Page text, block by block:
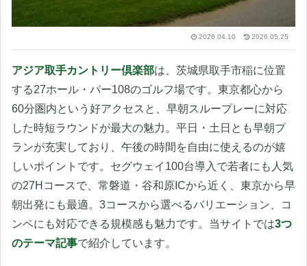
2026.04.10 2026.05.25
アジア取手カントリー倶楽部は、茨城県取手市稲に位置
する27ホール・パー108のゴルフ場です。東京都心から
60分圏内という好アクセスと、早朝スループレーに対応
した時短ラウンドが最大の魅力。平日・土日とも早朝プ
ランが充実しており、午後の時間を自由に使えるのが嬉
しいポイントです。セグウェイ100台導入で若者にも人気
の27Hコースで、常磐道・谷和原ICから近く、東京から早
朝出発にも最適。3コースから選べるバリエーション、コ
ンペにも対応できる規模感も魅力です。当サイトでは3つ
のテーマ記事で紹介しています。